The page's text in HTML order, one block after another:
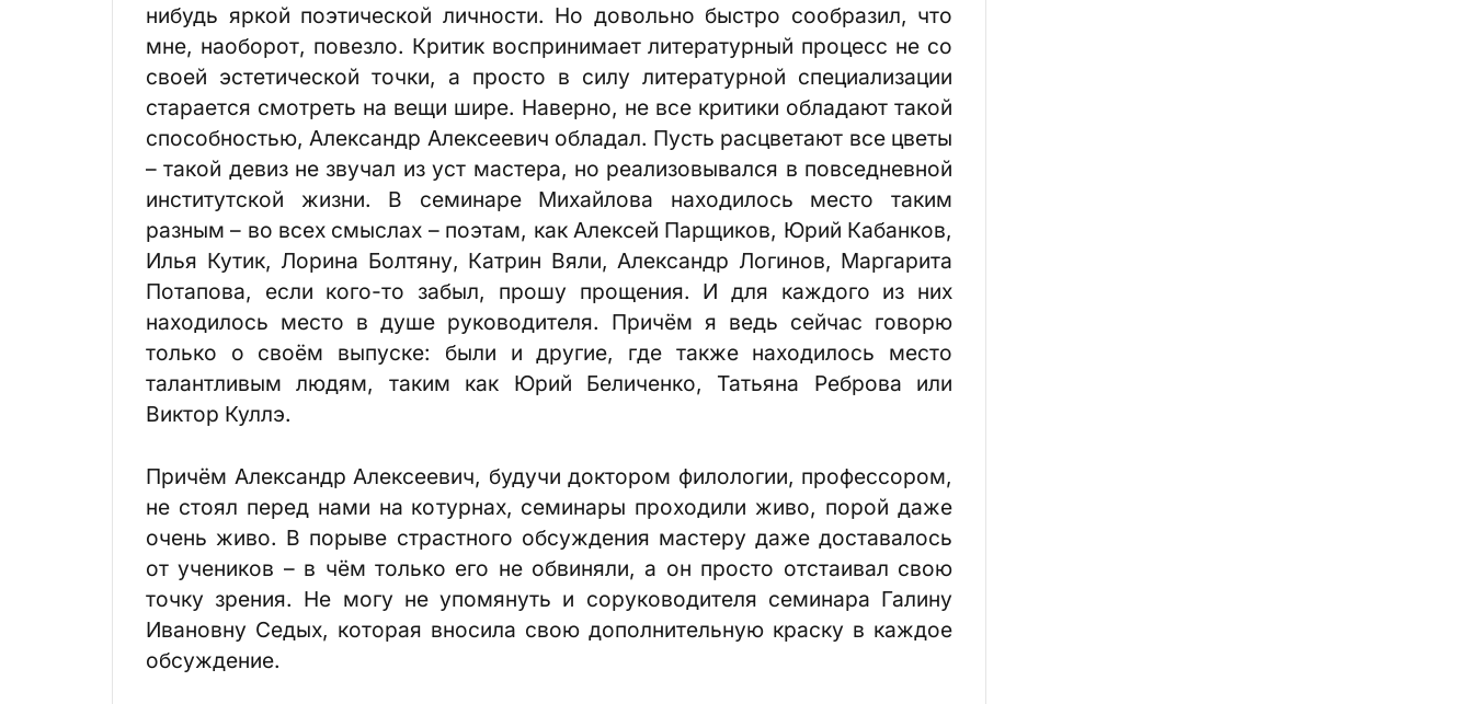
нибудь яркой поэтической личности. Но довольно быстро сообразил, что
мне, наоборот, повезло. Критик воспринимает литературный процесс не со
своей эстетической точки, а просто в силу литературной специализации
старается смотреть на вещи шире. Наверно, не все критики обладают такой
способностью, Александр Алексеевич обладал. Пусть расцветают все цветы
– такой девиз не звучал из уст мастера, но реализовывался в повседневной
институтской жизни. В семинаре Михайлова находилось место таким
разным – во всех смыслах – поэтам, как Алексей Парщиков, Юрий Кабанков,
Илья Кутик, Лорина Болтяну, Катрин Вяли, Александр Логинов, Маргарита
Потапова, если кого-то забыл, прошу прощения. И для каждого из них
находилось место в душе руководителя. Причём я ведь сейчас говорю
только о своём выпуске: были и другие, где также находилось место
талантливым людям, таким как Юрий Беличенко, Татьяна Реброва или
Виктор Куллэ.
Причём Александр Алексеевич, будучи доктором филологии, профессором,
не стоял перед нами на котурнах, семинары проходили живо, порой даже
очень живо. В порыве страстного обсуждения мастеру даже доставалось
от учеников – в чём только его не обвиняли, а он просто отстаивал свою
точку зрения. Не могу не упомянуть и соруководителя семинара Галину
Ивановну Седых, которая вносила свою дополнительную краску в каждое
обсуждение.